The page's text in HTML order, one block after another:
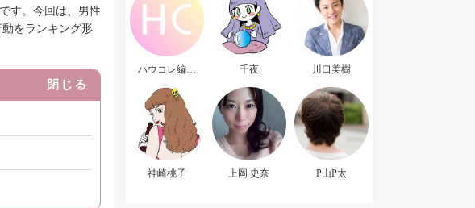
す。今回は、男性
をランキング形
閉じる
ハウコレ編集
千夜 川口美樹
神崎桃子 上岡 史奈 P山P太